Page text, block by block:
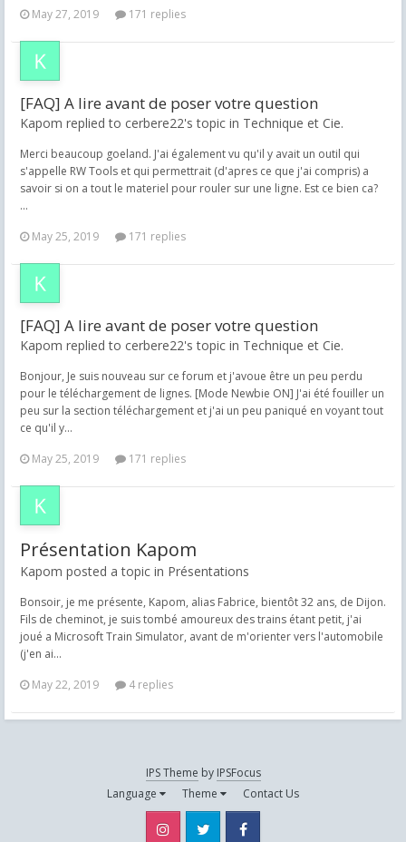
May 27, 2019
171 replies
[FAQ] A lire avant de poser votre question
Kapom replied to cerbere22's topic in Technique et Cie.
Merci beaucoup goeland. J'ai également vu qu'il y avait un outil qui
s'appelle RW Tools et qui permettrait (d'apres ce que j'ai compris) a
savoir si on a tout le materiel pour rouler sur une ligne. Est ce bien ca?
...
May 25, 2019
171 replies
[FAQ] A lire avant de poser votre question
Kapom replied to cerbere22's topic in Technique et Cie.
Bonjour, Je suis nouveau sur ce forum et j'avoue être un peu perdu
pour le téléchargement de lignes. [Mode Newbie ON] J'ai été fouiller un
peu sur la section téléchargement et j'ai un peu paniqué en voyant tout
ce qu'il y...
May 25, 2019
171 replies
Présentation Kapom
Kapom posted a topic in Présentations
Bonsoir, je me présente, Kapom, alias Fabrice, bientôt 32 ans, de Dijon.
Fils de cheminot, je suis tombé amoureux des trains étant petit, j'ai
joué a Microsoft Train Simulator, avant de m'orienter vers l'automobile
(j'en ai...
May 22, 2019
4 replies
IPS Theme by IPSFocus
Language
Theme Contact Us
Instagram Twitter